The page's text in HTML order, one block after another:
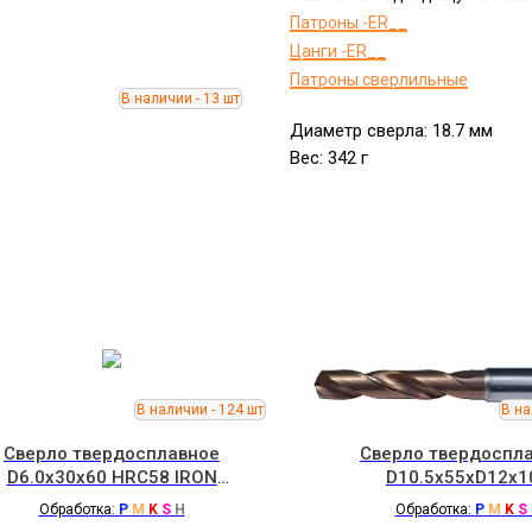
Патроны -ER__
Цанги -ER__
Патроны сверлильные
Диаметр сверла: 18.7 мм
Вес: 342 г
Сверло твердосплавное
D6.0x30x60 HRC58 IRON
ROOT
Обработка: P M K S H
Сверло
Обработка: P M K S